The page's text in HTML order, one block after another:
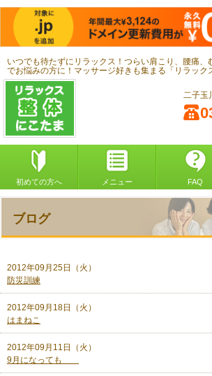
いつでも待たずにリラックス！つらい肩こり、腰痛、
でお悩みの方に！マッサージ好きも集まる「リラック
二子玉
初めての方へ メニュー FAQ
ブログ
2012年09月25日（火）
防災訓練
2012年09月18日（火）
はまねこ
2012年09月11日（火）
9月になっても